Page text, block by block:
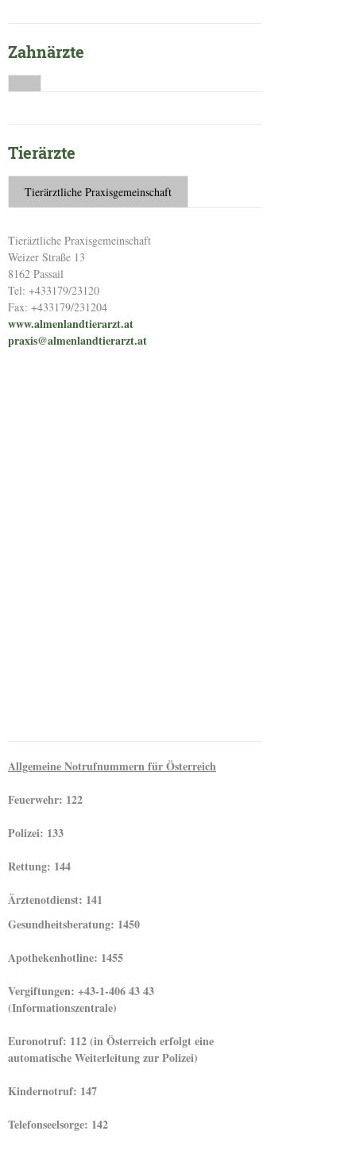
Zahnärzte
Tierärzte
Tierärztliche Praxisgemeinschaft
Tieräztliche Praxisgemeinschaft
Weizer Straße 13
8162 Passail
Tel: +433179/23120
Fax: +433179/231204
www.almenlandtierarzt.at
praxis@almenlandtierarzt.at
Allgemeine Notrufnummern für Österreich
Feuerwehr: 122
Polizei: 133
Rettung: 144
Ärztenotdienst: 141
Gesundheitsberatung: 1450
Apothekenhotline: 1455
Vergiftungen: +43-1-406 43 43
(Informationszentrale)
Euronotruf: 112 (in Österreich erfolgt eine
automatische Weiterleitung zur Polizei)
Kindernotruf: 147
Telefonseelsorge: 142